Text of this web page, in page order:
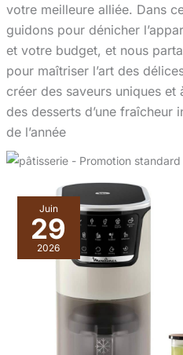
votre meilleure alliée. Dans
guidons pour dénicher
et votre budget, et nous
pour maîtriser l’art des
créer des saveurs uniques
des desserts d’une
de l’année
Juin
29
2026